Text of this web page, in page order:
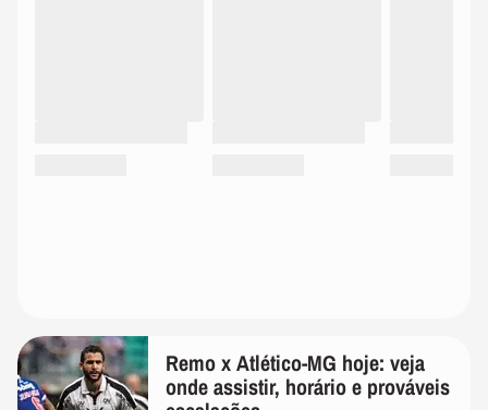
Remo x Atlético-MG hoje: veja
onde assistir, horário e prováveis